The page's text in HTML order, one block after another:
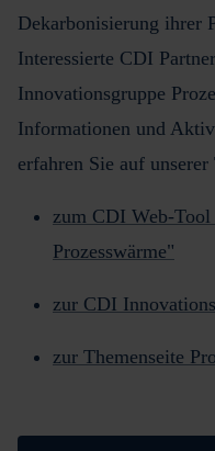
Dekarbonisierung ihrer
Interessierte CDI
Innovationsgruppe
Informationen und
erfahren Sie auf unserer
zum CDI Web-Tool
Prozesswärme"
zur CDI
zur Themenseite